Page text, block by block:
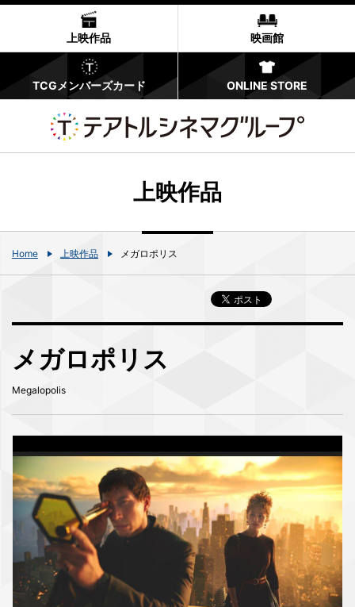
上映作品 映画館
TCGメンバーズカード ONLINE STORE
上映作品
Home 上映作品 メガロポリス
メガロポリス
Megalopolis